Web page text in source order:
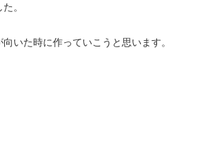
。
いた時に作っていこうと思います。